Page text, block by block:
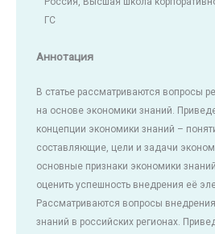
ГС
Аннотация
В статье рассматриваются вопросы
на основе экономики знаний.
концепции экономики знаний –
составляющие, цели и задачи
основные признаки экономики
оценить успешность внедрения её
Рассматриваются вопросы
знаний в российских регионах.